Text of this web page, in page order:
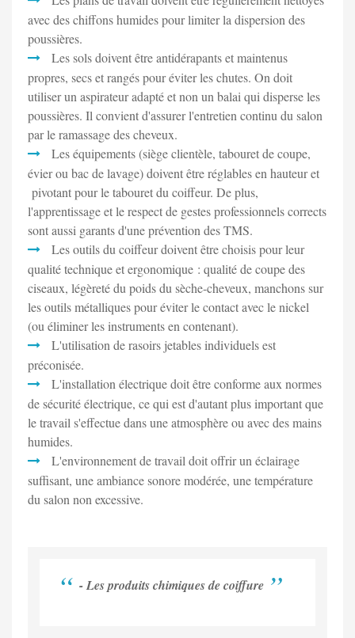
avec des chiffons humides pour limiter la dispersion des
poussières.
Les sols doivent être antidérapants et maintenus
propres, secs et rangés pour éviter les chutes. On doit
utiliser un aspirateur adapté et non un balai qui disperse les
poussières. Il convient d'assurer l'entretien continu du salon
par le ramassage des cheveux.
Les équipements (siège clientèle, tabouret de coupe,
évier ou bac de lavage) doivent être réglables en hauteur et
pivotant pour le tabouret du coiffeur. De plus,
l'apprentissage et le respect de gestes professionnels corrects
sont aussi garants d'une prévention des TMS.
Les outils du coiffeur doivent être choisis pour leur
qualité technique et ergonomique : qualité de coupe des
ciseaux, légèreté du poids du sèche-cheveux, manchons sur
les outils métalliques pour éviter le contact avec le nickel
(ou éliminer les instruments en contenant).
L'utilisation de rasoirs jetables individuels est
préconisée.
L'installation électrique doit être conforme aux normes
de sécurité électrique, ce qui est d'autant plus important que
le travail s'effectue dans une atmosphère ou avec des mains
humides.
L'environnement de travail doit offrir un éclairage
suffisant, une ambiance sonore modérée, une température
du salon non excessive.
- Les produits chimiques de coiffure